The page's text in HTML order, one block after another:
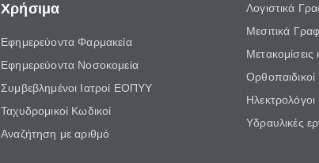
Χρήσιμα
Εφημερεύοντα Φαρμακεία
Εφημερεύοντα Νοσοκομεία
Συμβεβλημένοι Ιατροί ΕΟΠΥΥ
Ταχυδρομικοί Κωδικοί
Αναζήτηση με αριθμό
Λογιστικά
Μεσιτικά
Ορθοπαιδικοί
Ηλεκτρολόγοι
Υδραυλικές